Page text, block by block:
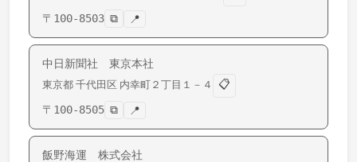
〒 100-8503 ⧉ 📍
中日新聞社 東京本社
東京都 千代田区 内幸町 ２丁目１－４
📋
〒 100-8505 ⧉ 📍
飯野海運 株式会社